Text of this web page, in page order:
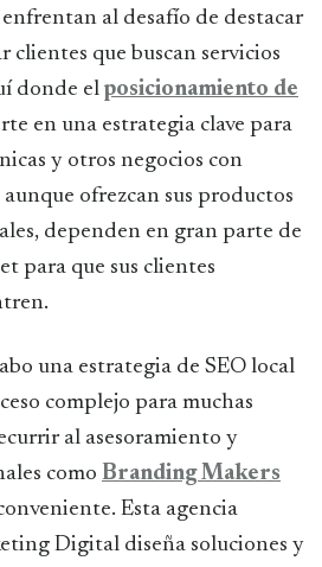
enfrentan al desafío de destacar
que buscan servicios
donde el posicionamiento de
en una estrategia clave para
y otros negocios con
ofrezcan sus productos
dependen en gran parte de
para que sus clientes
una estrategia de SEO local
complejo para muchas
al asesoramiento y
como Branding Makers
Esta agencia
Digital diseña soluciones y